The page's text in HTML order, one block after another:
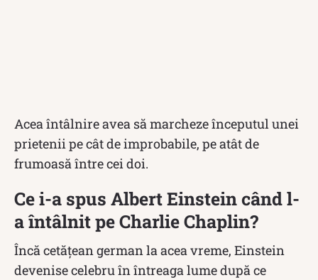
Acea întâlnire avea să marcheze începutul unei
prietenii pe cât de improbabile, pe atât de
frumoasă între cei doi.
Ce i-a spus Albert Einstein când l-
a întâlnit pe Charlie Chaplin?
Încă cetățean german la acea vreme, Einstein
devenise celebru în întreaga lume după ce